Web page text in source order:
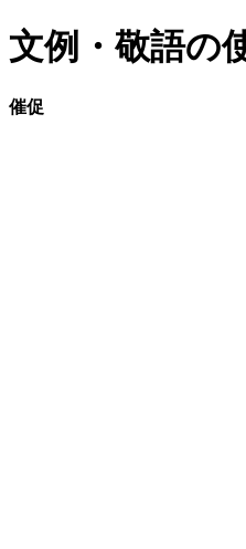
文例・敬語の
催促